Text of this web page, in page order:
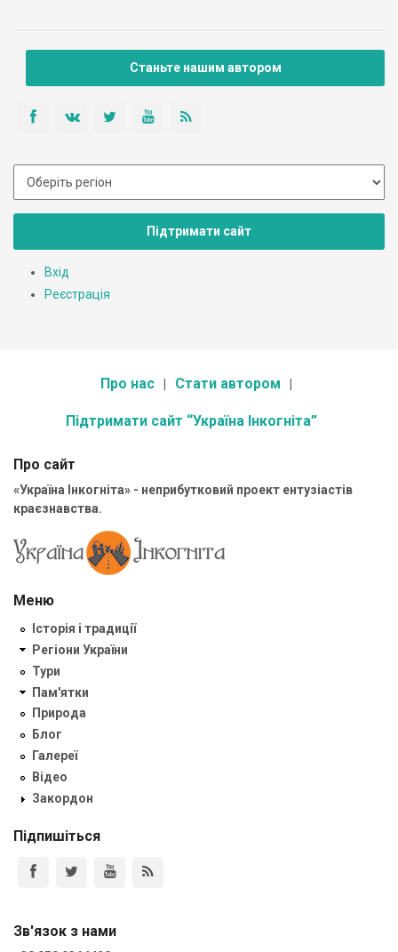
Станьте нашим автором
Підтримати сайт
Вхід
Реєстрація
Про нас Стати автором
Підтримати сайт “Україна Інкогніта”
Про сайт
«Україна Інкогніта» - неприбутковий проект ентузіастів
краєзнавства.
Меню
Історія і традиції
Регіони України
Тури
Пам'ятки
Природа
Блог
Галереї
Відео
Закордон
Підпишіться
Зв'язок з нами